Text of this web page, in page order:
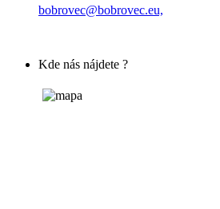
bobrovec@bobrovec.eu,
Kde nás nájdete ?